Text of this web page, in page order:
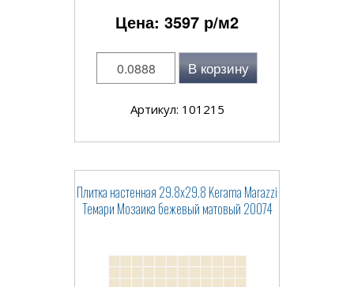
Цена: 3597 р/м2
В корзину
Артикул: 101215
Плитка настенная 29.8x29.8 Kerama Marazzi
Темари Мозаика бежевый матовый 20074